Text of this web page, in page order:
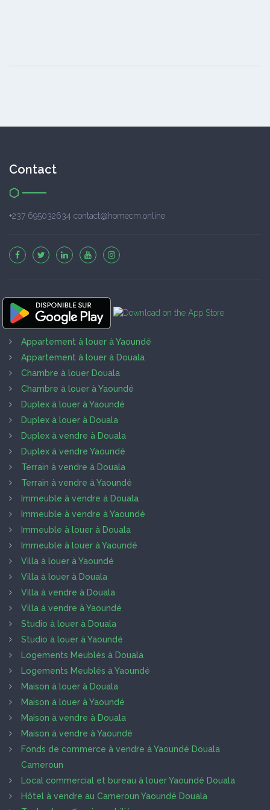
Contact
+237 695032634 contact@homecm.online
Appartement à louer à Yaoundé
Appartement à louer à Douala
Chambre à louer Douala
Chambre à louer à Yaoundé
Duplex à louer à Yaoundé
Duplex à louer à Douala
Duplex à vendre à Douala
Duplex à vendre Yaoundé
Terrain à vendre à Douala
Terrain à vendre à Yaoundé
Immeuble à vendre à Douala
Immeuble à vendre à Yaoundé
Immeuble à louer à Douala
Immeuble à louer à Yaoundé
Villa à louer à Yaoundé
Villa à louer à Douala
Villa à vendre à Douala
Villa à vendre à Yaoundé
Studio à louer à Douala
Studio à louer à Yaoundé
Logements Meublés à Douala
Logements Meublés à Yaoundé
Maison à louer à Douala
Maison à louer à Yaoundé
Maison à vendre à Douala
Maison à vendre à Yaoundé
Fonds de commerce à vendre à Yaoundé Douala
Cameroun
Local commercial et bureau à louer Yaoundé Douala
Hôtel à vendre au Cameroun Yaoundé Douala